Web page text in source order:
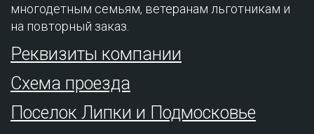
многодетным семьям, ветеранам льготникам и
на повторный заказ.
Реквизиты компании
Схема проезда
Поселок Липки и Подмосковье